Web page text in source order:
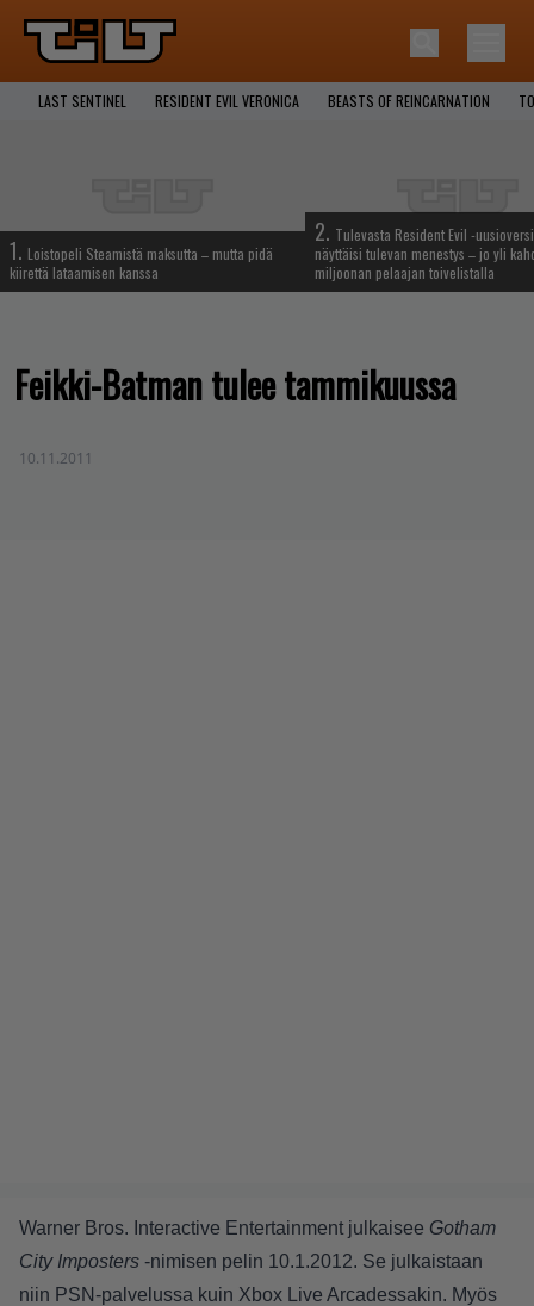
LAST SENTINEL RESIDENT EVIL VERONICA BEASTS OF REINCARNATION
1. Loistopeli Steamistä maksutta – mutta pidä
kiirettä lataamisen kanssa
2. Tulevasta Resident Evil -
näyttäisi tulevan menestys – jo yli
miljoonan pelaajan toivelistalla
Feikki-Batman tulee tammikuussa
10.11.2011
Warner Bros. Interactive Entertainment julkaisee Gotham
City Imposters -nimisen pelin 10.1.2012. Se julkaistaan
niin PSN-palvelussa kuin Xbox Live Arcadessakin. Myös